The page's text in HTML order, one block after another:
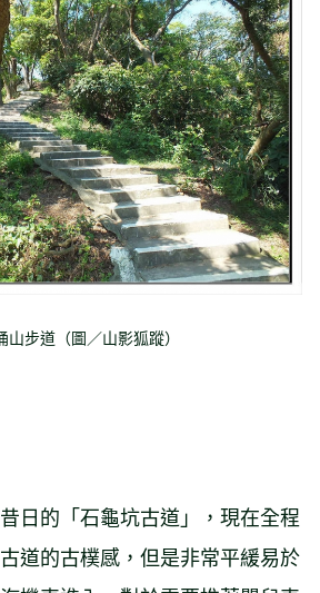
山步道（圖／山影狐蹤）
日的「石龜坑古道」，現在全程
道的古樸感，但是非常平緩易於